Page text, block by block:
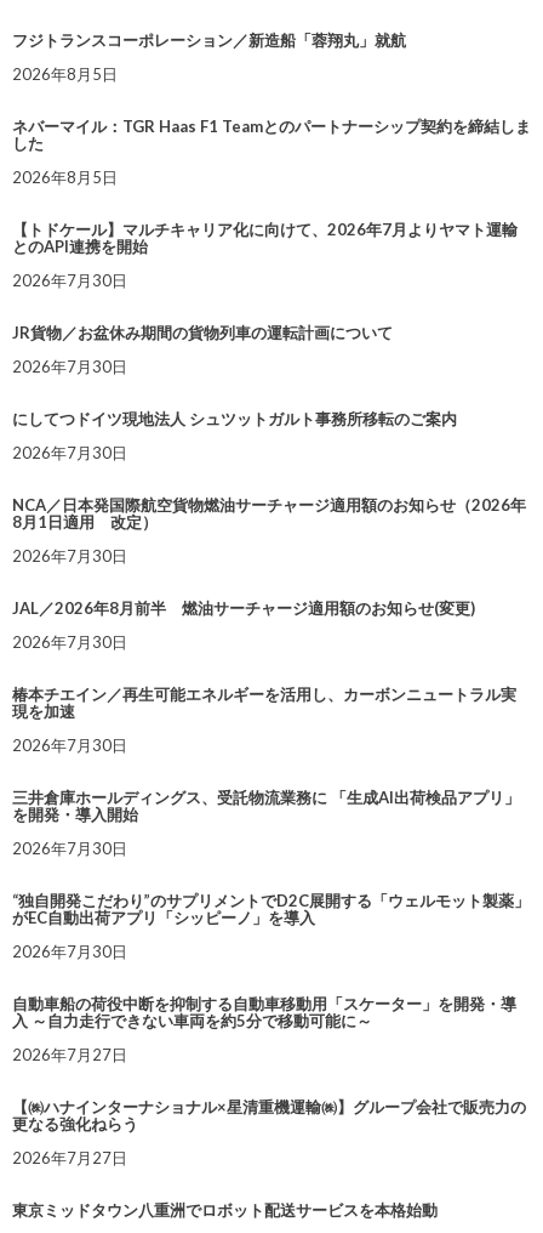
フジトランスコーポレーション／新造船「蓉翔丸」就航
2026年8月5日
ネバーマイル：TGR Haas F1 Teamとのパートナーシップ契約を締結しま
した
2026年8月5日
【トドケール】マルチキャリア化に向けて、2026年7月よりヤマト運輸
とのAPI連携を開始
2026年7月30日
JR貨物／お盆休み期間の貨物列車の運転計画について
2026年7月30日
にしてつドイツ現地法人 シュツットガルト事務所移転のご案内
2026年7月30日
NCA／日本発国際航空貨物燃油サーチャージ適用額のお知らせ（2026年
8月1日適用 改定）
2026年7月30日
JAL／2026年8月前半 燃油サーチャージ適用額のお知らせ(変更)
2026年7月30日
椿本チエイン／再生可能エネルギーを活用し、カーボンニュートラル実
現を加速
2026年7月30日
三井倉庫ホールディングス、受託物流業務に 「生成AI出荷検品アプリ」
を開発・導入開始
2026年7月30日
“独自開発こだわり”のサプリメントでD2C展開する「ウェルモット製薬」
がEC自動出荷アプリ「シッピーノ」を導入
2026年7月30日
自動車船の荷役中断を抑制する自動車移動用「スケーター」を開発・導
入 ～自力走行できない車両を約5分で移動可能に～
2026年7月27日
【㈱ハナインターナショナル×星清重機運輸㈱】グループ会社で販売力の
更なる強化ねらう
2026年7月27日
東京ミッドタウン八重洲でロボット配送サービスを本格始動